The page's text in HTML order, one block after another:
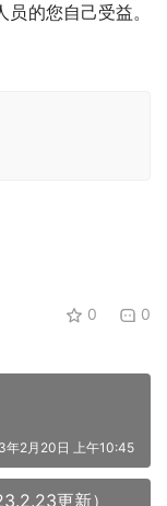
的您自己受益。
0 0
年2月20日 上午10:45
更新）